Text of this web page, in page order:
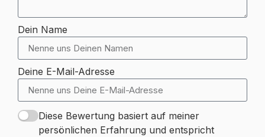
Dein Name
Deine E-Mail-Adresse
Diese Bewertung basiert auf meiner
persönlichen Erfahrung und entspricht